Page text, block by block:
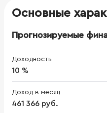
Основные
Прогнозируемые
Доходность
10 %
Доход в месяц
461 366 руб.